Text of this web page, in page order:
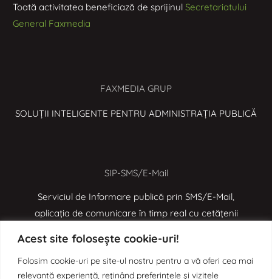
Acest site folosește cookie-uri!
Folosim cookie-uri pe site-ul nostru pentru a vă oferi cea mai
relevantă experiență, reținând preferințele și vizitele
Toată activitatea beneficiază de sprijinulSecretariatului
General Faxmedia
FAXMEDIA GRUP
SOLUȚII INTELIGENTE PENTRU ADMINISTRAȚIA PUBLICĂ
SIP-SMS/E-Mail
Serviciul de Informare publică prin SMS/E-Mail,
aplicația de comunicare în timp real cu cetățenii
e-MOL